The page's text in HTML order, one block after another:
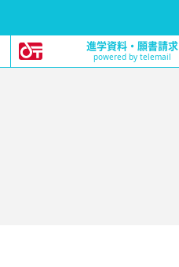
進学資料・願書請求
powered by telemail